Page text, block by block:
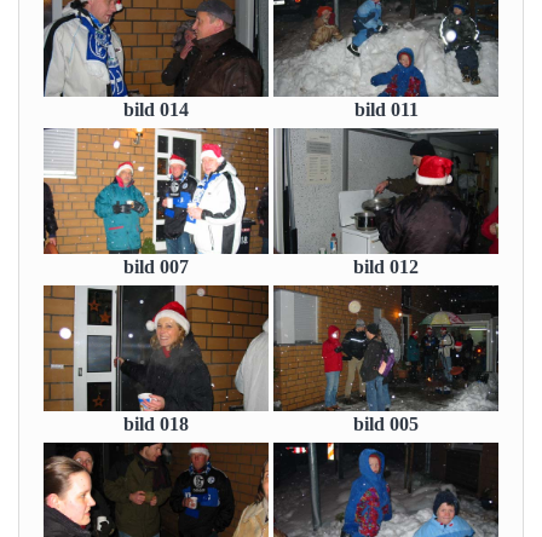
bild 014 bild 011
bild 007 bild 012
bild 018 bild 005